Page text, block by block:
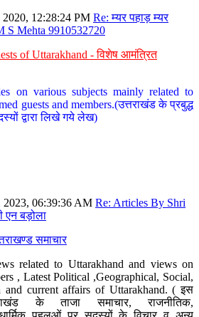
2020, 12:28:24 PM Re: म्यर पहाड़ म्यर
S Mehta 9910532720
of Uttarakhand - विशेष आमंत्रित
on various subjects mainly related to
guests and members.(उत्तराखंड के प्रबुद्ध
द्वारा लिखे गये लेख)
2023, 06:39:36 AM Re: Articles By Shri
एन बड़ोला
समाचार
related to Uttarakhand and views on
, Latest Political ,Geographical, Social,
current affairs of Uttarakhand. ( इस
के ताजा समाचार, राजनीतिक,